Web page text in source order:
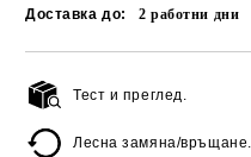
Доставка до: 2работни дни
Тест и преглед.
Лесна замяна/връщане.